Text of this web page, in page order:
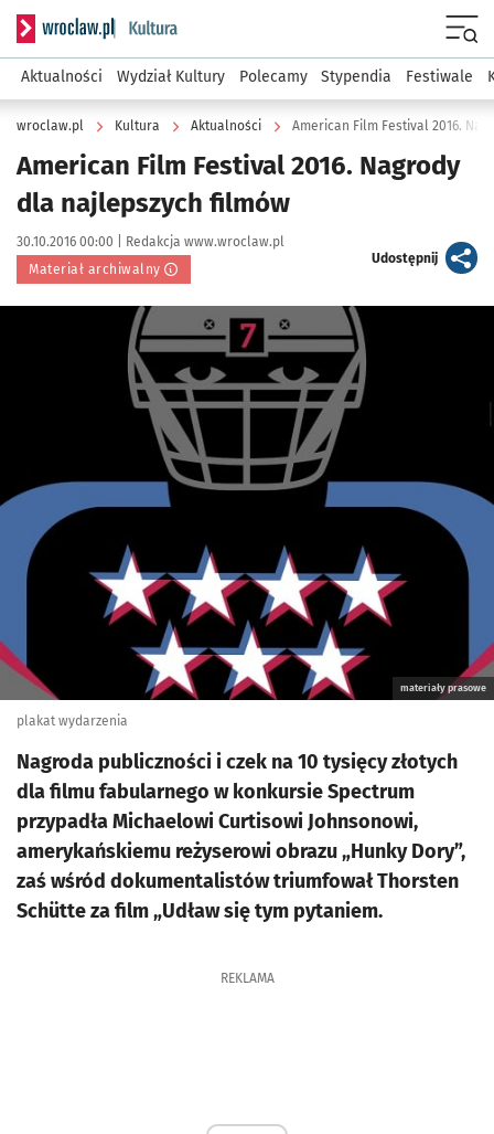
Serwis informacyjny wroclaw.pl podserwis: Kultura
Aktualności Wydział Kultury Polecamy Stypendia Festiwale
wroclaw.pl Kultura Aktualności American Film Festival 2016.
American Film Festival 2016. Nagrody
dla najlepszych filmów
Data publikacji:
30.10.2016 00:00 | Autor:
Redakcja www.wroclaw.pl
Materiał archiwalny
Udostępnijartykuł
Kliknij, aby powiększyć
materiały prasowe
plakat wydarzenia
Nagroda publiczności i czek na 10 tysięcy złotych
dla filmu fabularnego w konkursie Spectrum
przypadła Michaelowi Curtisowi Johnsonowi,
amerykańskiemu reżyserowi obrazu „Hunky Dory”,
zaś wśród dokumentalistów triumfował Thorsten
Schütte za film „Udław się tym pytaniem.
REKLAMA